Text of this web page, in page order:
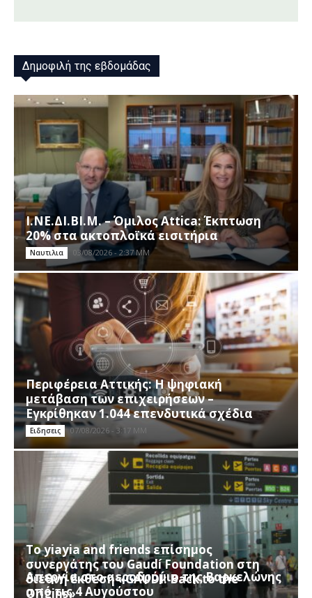
Δημοφιλή της εβδομάδας
Ι.ΝΕ.ΔΙ.ΒΙ.Μ. – Όμιλος Attica: Έκπτωση
20% στα ακτοπλοϊκά εισιτήρια
Ναυτιλια 03/08/2026 - 2:37 ΜΜ
Περιφέρεια Αττικής: H ψηφιακή
μετάβαση των επιχειρήσεων –
Εγκρίθηκαν 1.044 επενδυτικά σχέδια
Ειδησεις 07/08/2026 - 3:17 ΜΜ
Απεργία στο αεροδρόμιο της Βαρκελώνης
από τις 4 Αυγούστου
Το yiayia and friends επίσημος
συνεργάτης του Gaudí Foundation στη
διεθνή έκθεση «GAUDÍ: Back to the
Origins»